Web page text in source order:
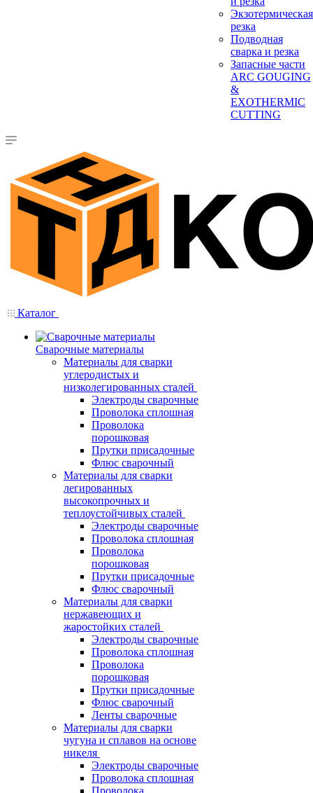
Экзотермическая
резка
Подводная
сварка и резка
Запасные части
ARC GOUGING
&
EXOTHERMIC
CUTTING
Каталог
Сварочные материалы
Материалы для сварки
углеродистых и
низколегированных сталей
Электроды сварочные
Проволока сплошная
Проволока
порошковая
Прутки присадочные
Флюс сварочный
Материалы для сварки
легированных
высокопрочных и
теплоустойчивых сталей
Электроды сварочные
Проволока сплошная
Проволока
порошковая
Прутки присадочные
Флюс сварочный
Материалы для сварки
нержавеющих и
жаростойких сталей
Электроды сварочные
Проволока сплошная
Проволока
порошковая
Прутки присадочные
Флюс сварочный
Ленты сварочные
Материалы для сварки
чугуна и сплавов на основе
никеля
Электроды сварочные
Проволока сплошная
Проволока